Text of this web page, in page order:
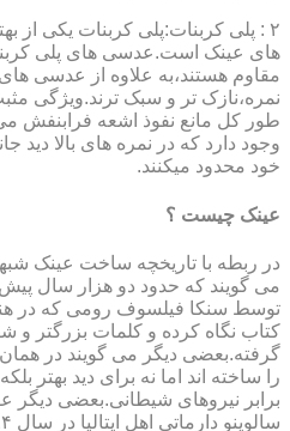
۲ : پلی کربنات:پلی کربنات یکی
های عینک است.عدسی های پلی
مقاوم هستند،به علاوه از عدسی
نمره،نازک تر و سبک ترند.ویژگی
طور کل مانع نفوذ اشعه فرابنفش می
وجود دارد که در نمره های بالا دید
خود محدود میکنند.
عینک چیست ؟
در ربطه با تاریخچه ساخت عینک
می گویند که حدود دو هزار سال پیش
توسط سنکا فیلسوف رومی که در
کتاب نگاه کرده و کلمات بزرگتر
گرفته.بعضی دیگر می گویند در
را ساخته اند اما نه برای دید بهتر
برابر نیروهای شیطانی.بعضی دیگر